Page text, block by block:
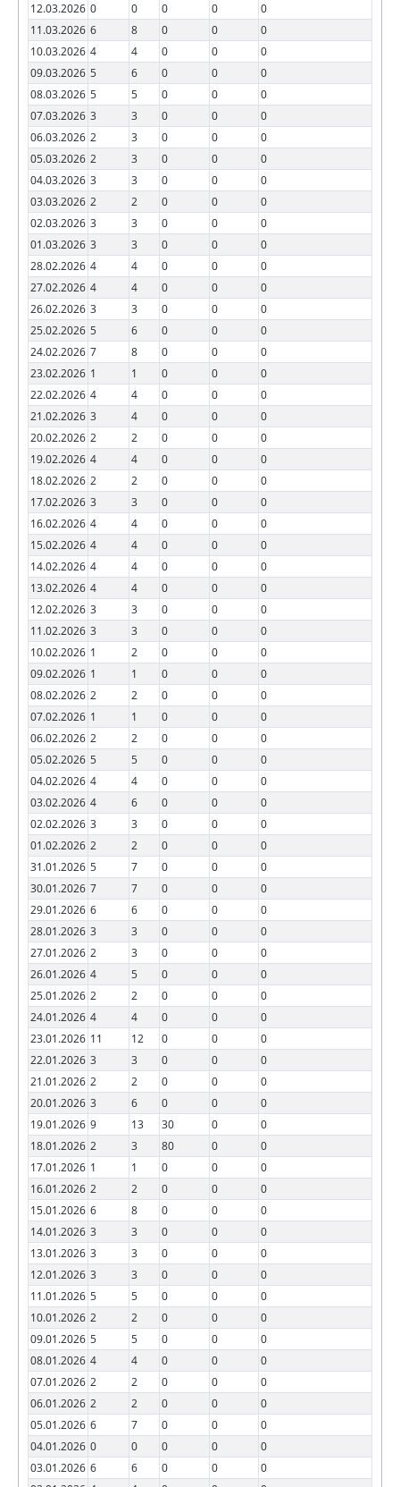
12.03.2026 0 0 0 0
0
11.03.2026 6 8 0 0
0
10.03.2026 4 4 0 0
0
09.03.2026 5 6 0 0
0
08.03.2026 5 5 0 0
0
07.03.2026 3 3 0 0
0
06.03.2026 2 3 0 0
0
05.03.2026 2 3 0 0
0
04.03.2026 3 3 0 0
0
03.03.2026 2 2 0 0
0
02.03.2026 3 3 0 0
0
01.03.2026 3 3 0 0
0
28.02.2026 4 4 0 0
0
27.02.2026 4 4 0 0
0
26.02.2026 3 3 0 0
0
25.02.2026 5 6 0 0
0
24.02.2026 7 8 0 0
0
23.02.2026 1 1 0 0
0
22.02.2026 4 4 0 0
0
21.02.2026 3 4 0 0
0
20.02.2026 2 2 0 0
0
19.02.2026 4 4 0 0
0
18.02.2026 2 2 0 0
0
17.02.2026 3 3 0 0
0
16.02.2026 4 4 0 0
0
15.02.2026 4 4 0 0
0
14.02.2026 4 4 0 0
0
13.02.2026 4 4 0 0
0
12.02.2026 3 3 0 0
0
11.02.2026 3 3 0 0
0
10.02.2026 1 2 0 0
0
09.02.2026 1 1 0 0
0
08.02.2026 2 2 0 0
0
07.02.2026 1 1 0 0
0
06.02.2026 2 2 0 0
0
05.02.2026 5 5 0 0
0
04.02.2026 4 4 0 0
0
03.02.2026 4 6 0 0
0
02.02.2026 3 3 0 0
0
01.02.2026 2 2 0 0
0
31.01.2026 5 7 0 0
0
30.01.2026 7 7 0 0
0
29.01.2026 6 6 0 0
0
28.01.2026 3 3 0 0
0
27.01.2026 2 3 0 0
0
26.01.2026 4 5 0 0
0
25.01.2026 2 2 0 0
0
24.01.2026 4 4 0 0
0
23.01.2026 11 12 0 0
0
22.01.2026 3 3 0 0
0
21.01.2026 2 2 0 0
0
20.01.2026 3 6 0 0
0
19.01.2026 9 13 30 0
0
18.01.2026 2 3 80 0
0
17.01.2026 1 1 0 0
0
16.01.2026 2 2 0 0
0
15.01.2026 6 8 0 0
0
14.01.2026 3 3 0 0
0
13.01.2026 3 3 0 0
0
12.01.2026 3 3 0 0
0
11.01.2026 5 5 0 0
0
10.01.2026 2 2 0 0
0
09.01.2026 5 5 0 0
0
08.01.2026 4 4 0 0
0
07.01.2026 2 2 0 0
0
06.01.2026 2 2 0 0
0
05.01.2026 6 7 0 0
0
04.01.2026 0 0 0 0
0
03.01.2026 6 6 0 0
0